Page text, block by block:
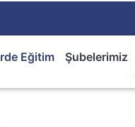
Eğitim Şubelerimiz